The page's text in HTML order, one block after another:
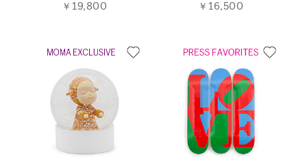
￥19,800
￥16,500